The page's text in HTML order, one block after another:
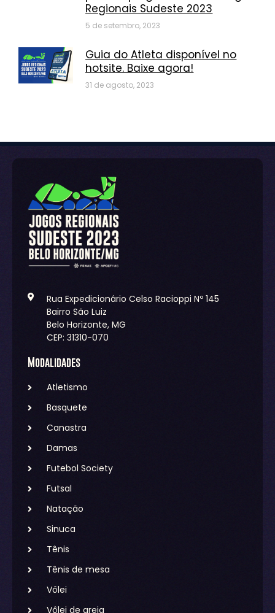
Regionais Sudeste 2023
5 de setembro, 2023
Guia do Atleta disponível no
hotsite. Baixe agora!
31 de agosto, 2023
Rua Expedicionário Celso Racioppi Nº 145
Bairro São Luiz
Belo Horizonte, MG
CEP: 31310-070
Modalidades
Atletismo
Basquete
Canastra
Damas
Futebol Society
Futsal
Natação
Sinuca
Tênis
Tênis de mesa
Vôlei
Vôlei de areia